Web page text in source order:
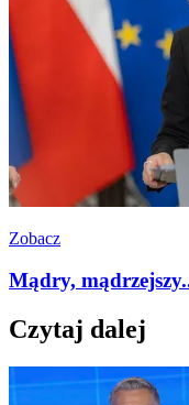
Zobacz
Mądry,
Czytaj dalej